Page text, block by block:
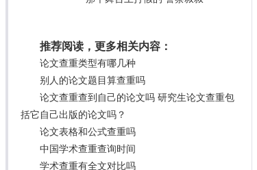
推荐阅读，更多相关内容：
论文查重类型有哪几种
别人的论文题目算查重吗
论文查重查到自己的论文吗 研究生论文查重包
括它自己出版的论文吗？
论文表格和公式查重吗
中国学术查重查询时间
学术查重有全文对比吗